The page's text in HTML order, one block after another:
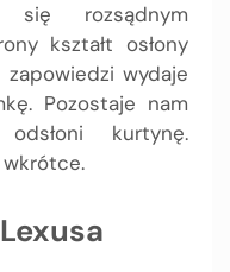
się rozsądnym
kształt osłony
wydaje
Pozostaje nam
kurtynę.